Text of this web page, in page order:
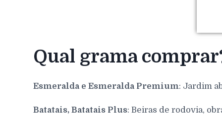
Qual grama
Esmeralda e Esmeralda Premium: Jardim
Batatais, Batatais Plus: Beiras de rodovia,